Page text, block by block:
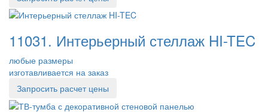
11031. Интерьерный стеллаж HI-TEC
любые размеры
изготавливается на заказ
Запросить расчет цены